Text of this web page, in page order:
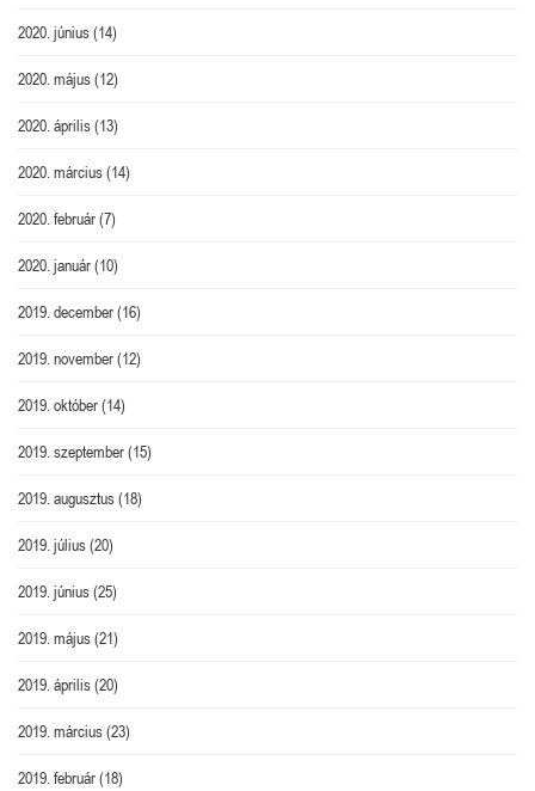
2020. június(14)
2020. május(12)
2020. április(13)
2020. március(14)
2020. február(7)
2020. január(10)
2019. december(16)
2019. november(12)
2019. október(14)
2019. szeptember(15)
2019. augusztus(18)
2019. július(20)
2019. június(25)
2019. május(21)
2019. április(20)
2019. március(23)
2019. február(18)